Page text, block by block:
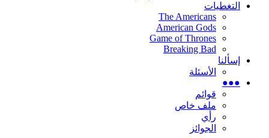
التغطيات
The Americans
American Gods
Game of Thrones
Breaking Bad
إسألنا
الأسئلة
●●●
قوائم
ملف خاص
رأي
الجوائز